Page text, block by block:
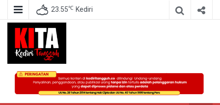
23.55℃ Kediri
Kediri Tangguh
Berita Akurat Terpercaya